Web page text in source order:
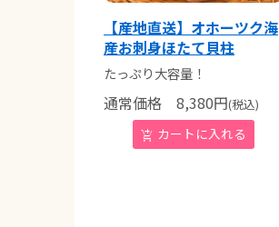
【産地直送】オホーツク海
産お刺身ほたて貝柱
たっぷり大容量！
通常価格 8,380円(税込)